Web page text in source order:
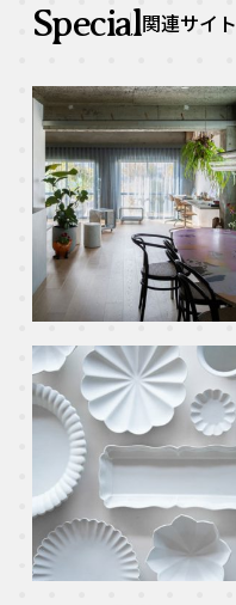
Special関連サイト